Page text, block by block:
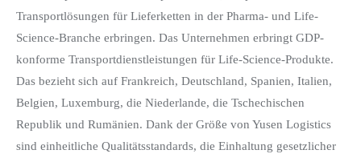
Transportlösungen für Lieferketten in der Pharma- und Life-
Science-Branche erbringen. Das Unternehmen erbringt GDP-
konforme Transportdienstleistungen für Life-Science-Produkte.
Das bezieht sich auf Frankreich, Deutschland, Spanien, Italien,
Belgien, Luxemburg, die Niederlande, die Tschechischen
Republik und Rumänien. Dank der Größe von Yusen Logistics
sind einheitliche Qualitätsstandards, die Einhaltung gesetzlicher